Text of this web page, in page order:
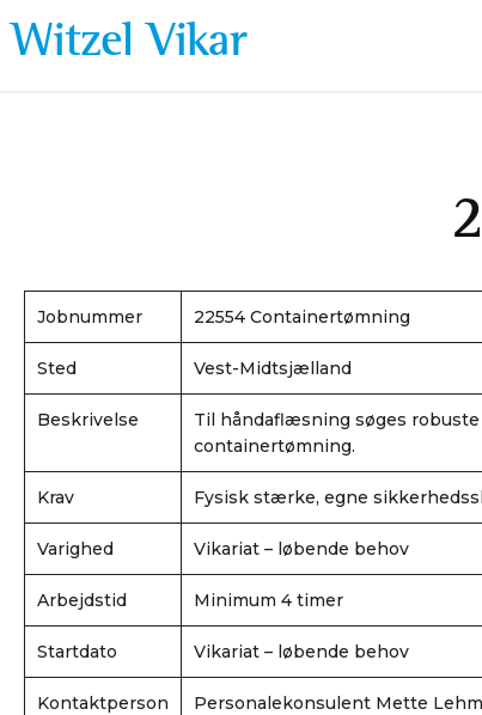
tilWitzel Vikar
Jobnummer 22554 Containertømning
Sted Vest-Midtsjælland
Beskrivelse
Til håndaflæsning søges
containertømning.
Krav Fysisk stærke, egne
Varighed Vikariat – løbende behov
Arbejdstid Minimum 4 timer
Startdato Vikariat – løbende behov
Kontaktperson Personalekonsulent Mette